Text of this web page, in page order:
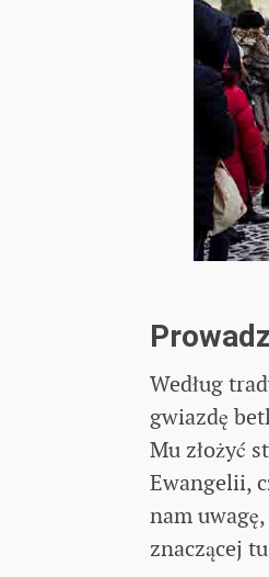
Według
gwiazdę
Mu złożyć
Ewangelii,
nam
znaczącej